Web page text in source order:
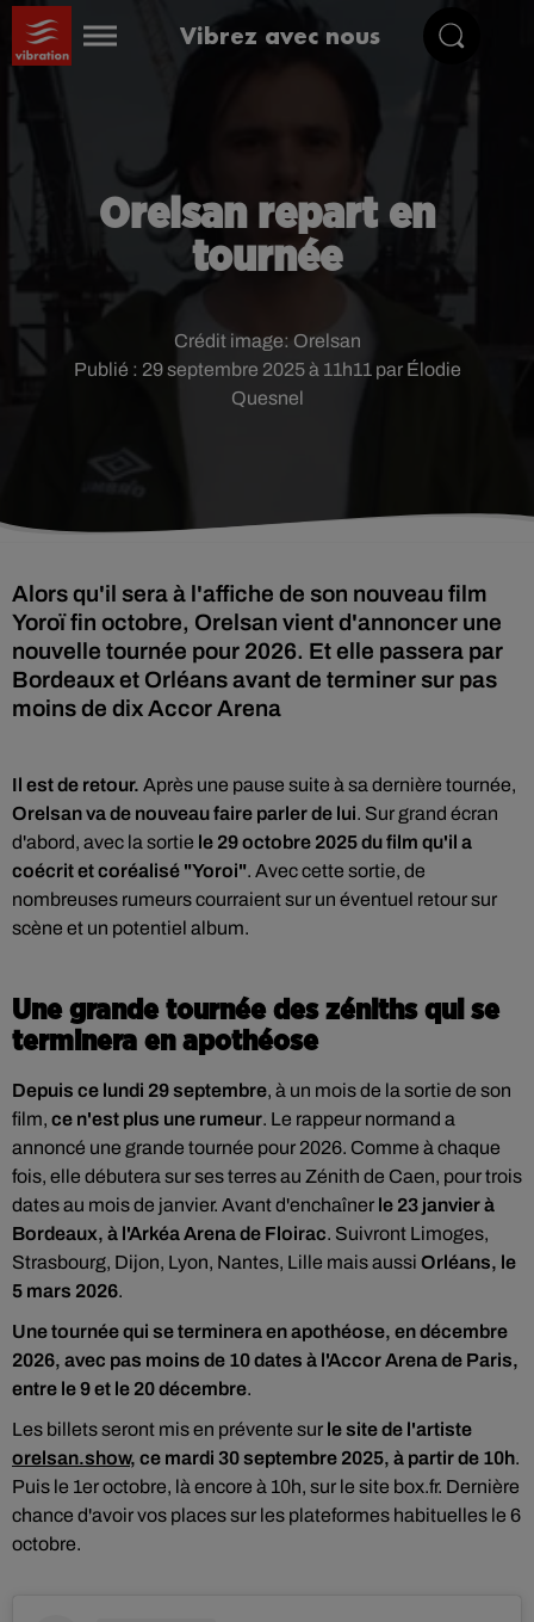
Vibrez avec nous
Orelsan repart en
tournée
Publié : 29 septembre 2025 à 11h11 par Élodie
Quesnel
Crédit image: Orelsan
Alors qu'il sera à l'affiche de son nouveau film
Yoroï fin octobre, Orelsan vient d'annoncer une
nouvelle tournée pour 2026. Et elle passera par
Bordeaux et Orléans avant de terminer sur pas
moins de dix Accor Arena
Il est de retour. Après une pause suite à sa dernière tournée,
Orelsan va de nouveau faire parler de lui. Sur grand écran
d'abord, avec la sortie le 29 octobre 2025 du film qu'il a
coécrit et coréalisé "Yoroi". Avec cette sortie, de
nombreuses rumeurs courraient sur un éventuel retour sur
scène et un potentiel album.
Une grande tournée des zéniths qui se
terminera en apothéose
Depuis ce lundi 29 septembre, à un mois de la sortie de son
film, ce n'est plus une rumeur. Le rappeur normand a
annoncé une grande tournée pour 2026. Comme à chaque
fois, elle débutera sur ses terres au Zénith de Caen, pour trois
dates au mois de janvier. Avant d'enchaîner le 23 janvier à
Bordeaux, à l'Arkéa Arena de Floirac. Suivront Limoges,
Strasbourg, Dijon, Lyon, Nantes, Lille mais aussi Orléans, le
5 mars 2026.
Une tournée qui se terminera en apothéose, en décembre
2026, avec pas moins de 10 dates à l'Accor Arena de Paris,
entre le 9 et le 20 décembre.
Les billets seront mis en prévente sur le site de l'artiste
orelsan.show, ce mardi 30 septembre 2025, à partir de 10h.
Puis le 1er octobre, là encore à 10h, sur le site box.fr. Dernière
chance d'avoir vos places sur les plateformes habituelles le 6
octobre.